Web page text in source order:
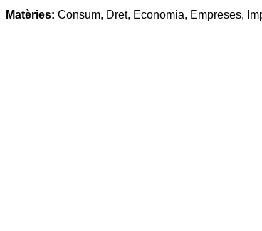
Matèries: Consum, Dret, Economia, Empreses,